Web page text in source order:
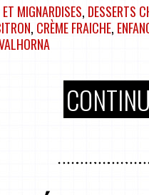
MIGNARDISES, DESSERTS
, CRÈME FRAICHE,